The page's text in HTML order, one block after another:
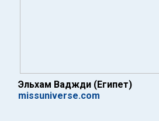
Эльхам Ваджди (Египет)
missuniverse.com